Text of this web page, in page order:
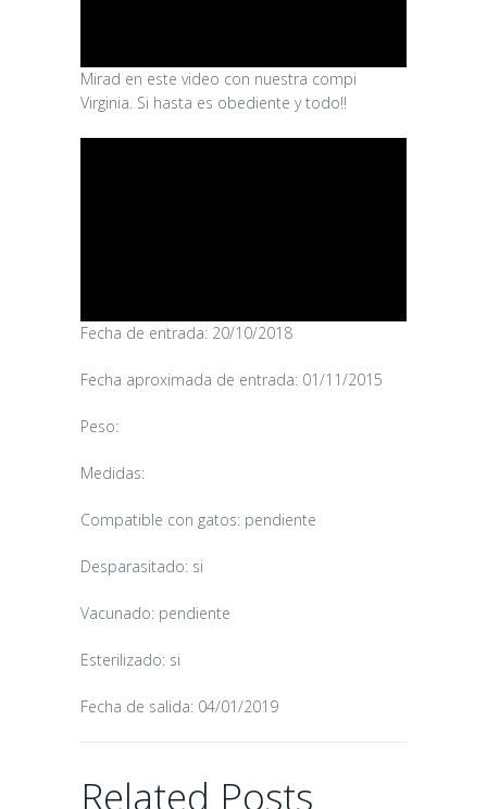
Mirad en este video con nuestra compi
Virginia. Si hasta es obediente y todo!!
Fecha de entrada: 20/10/2018
Fecha aproximada de entrada: 01/11/2015
Peso:
Medidas:
Compatible con gatos: pendiente
Desparasitado: si
Vacunado: pendiente
Esterilizado: si
Fecha de salida: 04/01/2019
Related Posts
CANDY